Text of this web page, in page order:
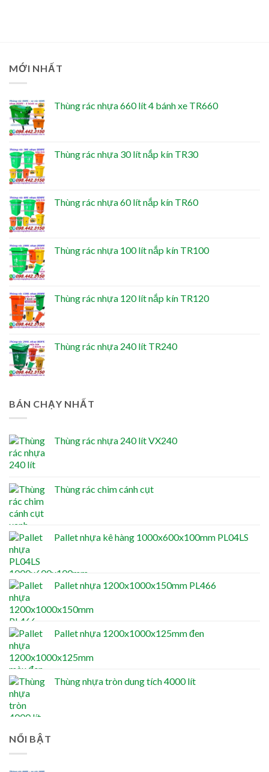
MỚI NHẤT
Thùng rác nhựa 660 lít 4 bánh xe TR660
Thùng rác nhựa 30 lít nắp kín TR30
Thùng rác nhựa 60 lít nắp kín TR60
Thùng rác nhựa 100 lít nắp kín TR100
Thùng rác nhựa 120 lít nắp kín TR120
Thùng rác nhựa 240 lít TR240
BÁN CHẠY NHẤT
Thùng rác nhựa 240 lít VX240
Thùng rác chim cánh cụt
Pallet nhựa kê hàng 1000x600x100mm PL04LS
Pallet nhựa 1200x1000x150mm PL466
Pallet nhựa 1200x1000x125mm đen
Thùng nhựa tròn dung tích 4000 lít
NỔI BẬT